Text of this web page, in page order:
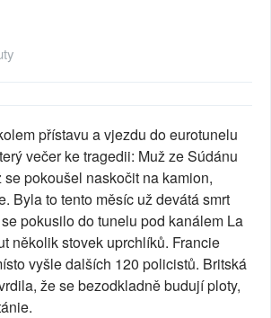
přístavu a vjezdu do eurotunelu
večer ke tragedii: Muž ze Súdánu
pokoušel naskočit na kamion,
Byla to tento měsíc už devátá smrt
pokusilo do tunelu pod kanálem La
několik stovek uprchlíků. Francie
vyšle dalších 120 policistů. Britská
že se bezodkladně budují ploty,